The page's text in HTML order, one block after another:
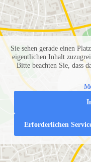
Sie sehen gerade einen
eigentlichen Inhalt
Bitte beachten Sie, dass
Erforderlichen